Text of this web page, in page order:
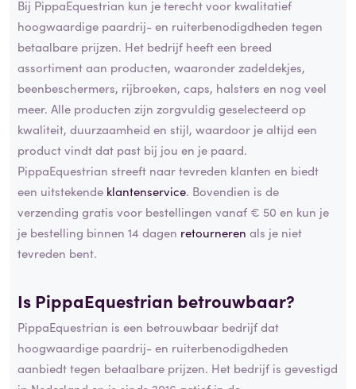
Bij PippaEquestrian kun je terecht voor kwalitatief
hoogwaardige paardrij- en ruiterbenodigdheden tegen
betaalbare prijzen. Het bedrijf heeft een breed
assortiment aan producten, waaronder zadeldekjes,
beenbeschermers, rijbroeken, caps, halsters en nog veel
meer. Alle producten zijn zorgvuldig geselecteerd op
kwaliteit, duurzaamheid en stijl, waardoor je altijd een
product vindt dat past bij jou en je paard.
PippaEquestrian streeft naar tevreden klanten en biedt
een uitstekende klantenservice. Bovendien is de
verzending gratis voor bestellingen vanaf € 50 en kun je
je bestelling binnen 14 dagen retourneren als je niet
tevreden bent.
Is PippaEquestrian betrouwbaar?
PippaEquestrian is een betrouwbaar bedrijf dat
hoogwaardige paardrij- en ruiterbenodigdheden
aanbiedt tegen betaalbare prijzen. Het bedrijf is gevestigd